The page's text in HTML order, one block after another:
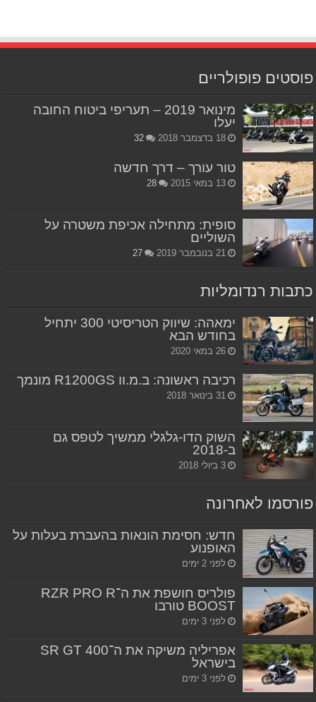
פוסטים פופולריים
מינואר 2019 – תעריפי ביטוח החובה
יעלו
18 בדצמבר 2018 32
טור עורך – דרך חדשה
13 במאי 2015 28
סופית: מתחילה אכיפת משטרה על
השוליים
21 בנובמבר 2019 27
כתבות רנדומליות
ימאהה: שיווק הטריסיטי 300 יתחיל
בחודש הבא
26 במאי 2020
רכיבה ראשונה: ב.מ.וו R1200GS מונמך
31 בינואר 2018
השוק הדו-גלגלי ממשיך לטפס גם
ב-2018
3 ביולי 2018
פורסמו לאחרונה
חדש: חסימת הונאות בהעברת בעלות על
האופנוע
לפני 2 ימים
פולריס חושפת את ה־RZR PRO R
BOOST טורבו
לפני 3 ימים
אפריליה משיקה את ה־SR GT 400
בישראל
לפני 3 ימים